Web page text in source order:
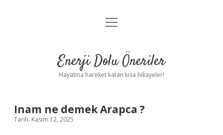
Anasayfa
Yasal Uyarı
menüyü
Enerji Dolu Öneriler
Hayatına hareket katan kısa hikayeler!
Inam ne demek Arapca ?
Tarih: Kasım 12, 2025